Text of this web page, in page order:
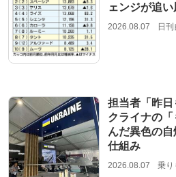
ェンジが追い
2026.08.07 日
担当者「昨
クライナの
んだ異色の
仕組み
2026.08.07 乗り